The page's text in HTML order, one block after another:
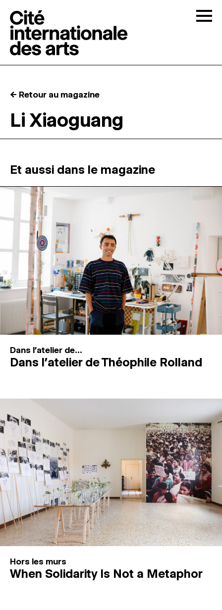
RÉSIDENCES ↓
ATELIERS OUVERTS
PROGRAMMATION
MAGAZINE
ESPACES DE PRATIQUE ARTISTIQUE ↓
Recherche
Connexion
← Retour au magazine
Li Xiaoguang
Et aussi dans le magazine
Dans l'atelier de...
Dans l’atelier de Théophile Rolland
Hors les murs
When Solidarity Is Not a Metaphor